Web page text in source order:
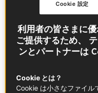
利用者の皆さまに
ご提供するため、
ンとパートナーは
Cookie とは？
Cookie は小さなファイル
Cookie 設定